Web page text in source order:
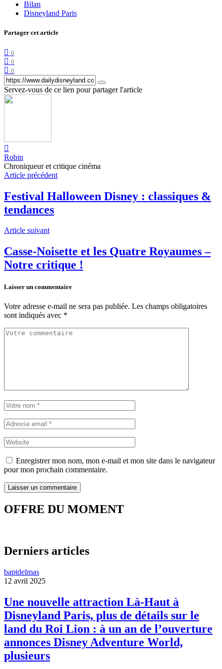
Bilan
Disneyland Paris
Partager cet article
0
0
0
Servez-vous de ce lien pour partager l'article
Robin
Chroniqueur et critique cinéma
Article précédent
Festival Halloween Disney : classiques &
tendances
Article suivant
Casse-Noisette et les Quatre Royaumes –
Notre critique !
Laisser un commentaire
Votre adresse e-mail ne sera pas publiée. Les champs obligatoires
sont indiqués avec *
Enregistrer mon nom, mon e-mail et mon site dans le navigateur
pour mon prochain commentaire.
OFFRE DU MOMENT
Derniers articles
baptdelmas
12 avril 2025
Une nouvelle attraction Là-Haut à
Disneyland Paris, plus de détails sur le
land du Roi Lion : à un an de l’ouverture
annonces Disney Adventure World,
plusieurs